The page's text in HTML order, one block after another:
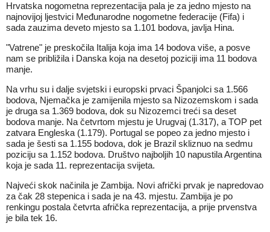
Hrvatska nogometna reprezentacija pala je za jedno mjesto na
najnovijoj ljestvici Međunarodne nogometne federacije (Fifa) i
sada zauzima deveto mjesto sa 1.101 bodova, javlja Hina.
"Vatrene" je preskočila Italija koja ima 14 bodova više, a posve
nam se približila i Danska koja na desetoj poziciji ima 11 bodova
manje.
Na vrhu su i dalje svjetski i europski prvaci Španjolci sa 1.566
bodova, Njemačka je zamijenila mjesto sa Nizozemskom i sada
je druga sa 1.369 bodova, dok su Nizozemci treći sa deset
bodova manje. Na četvrtom mjestu je Urugvaj (1.317), a TOP pet
zatvara Engleska (1.179). Portugal se popeo za jedno mjesto i
sada je šesti sa 1.155 bodova, dok je Brazil skliznuo na sedmu
poziciju sa 1.152 bodova. Društvo najboljih 10 napustila Argentina
koja je sada 11. reprezentacija svijeta.
Najveći skok načinila je Zambija. Novi afrički prvak je napredovao
za čak 28 stepenica i sada je na 43. mjestu. Zambija je po
renkingu postala četvrta afrička reprezentacija, a prije prvenstva
je bila tek 16.